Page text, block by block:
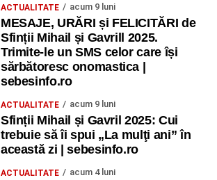
ACTUALITATE acum 9 luni
MESAJE, URĂRI și FELICITĂRI de
Sfinții Mihail și Gavrill 2025.
Trimite-le un SMS celor care își
sărbătoresc onomastica |
sebesinfo.ro
ACTUALITATE acum 9 luni
Sfinții Mihail și Gavril 2025: Cui
trebuie să îi spui „La mulţi ani” în
această zi | sebesinfo.ro
ACTUALITATE acum 4 luni